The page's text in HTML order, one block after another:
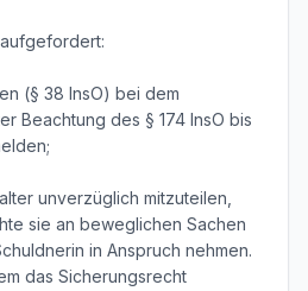
(§ 38 InsO) bei dem
Beachtung des § 174 InsO bis
unverzüglich mitzuteilen,
sie an beweglichen Sachen
in Anspruch nehmen.
das Sicherungsrecht